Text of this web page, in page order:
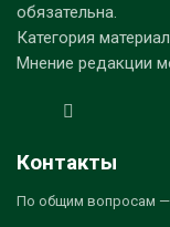
обязательна.
Категория
Мнение редакции
Контакты
По общим вопросам